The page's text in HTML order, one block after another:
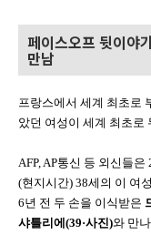
페이스오프 뒷이야
만남
프랑스에서 세계 최초로
았던 여성이 세계 최초로
AFP, AP통신 등 외신들은
(현지시간) 38세의 이 여
6년 전 두 손을 이식받은
샤틀리에(39­·사진)와 만